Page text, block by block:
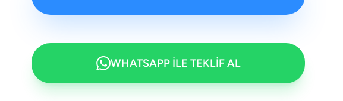
WHATSAPP İLE TEKLİF AL